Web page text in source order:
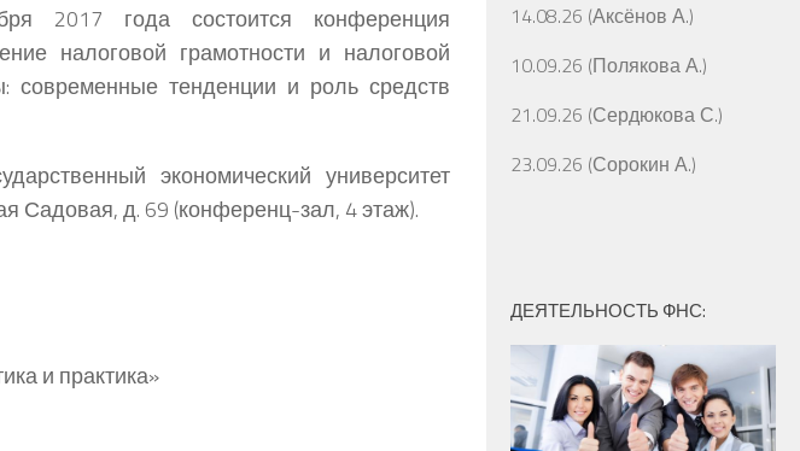
2017 года состоится конференция
налоговой грамотности и налоговой
современные тенденции и роль средств
экономический университет
Садовая, д. 69 (конференц-зал, 4 этаж).
и практика»
14.08.26 (Аксёнов А.)
10.09.26 (Полякова А.)
21.09.26 (Сердюкова С.)
23.09.26 (Сорокин А.)
ДЕЯТЕЛЬНОСТЬ ФНС: